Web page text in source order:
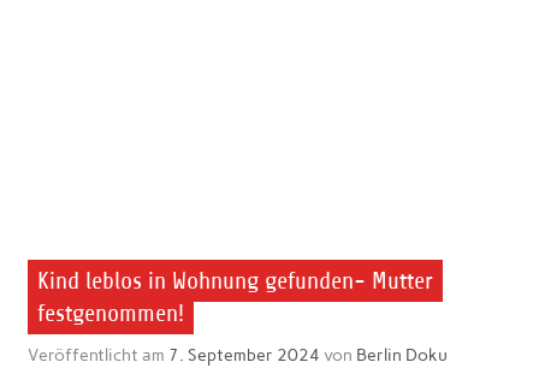
Kind leblos in Wohnung gefunden- Mutter
festgenommen!
Veröffentlicht am 7. September 2024 von Berlin Doku